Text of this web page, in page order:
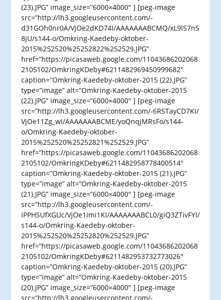
(23).JPG” image_size=”6000×4000″ ] [peg-image
src=”http://lh3.googleusercontent.com/-
d31GOh0nr0A/VjOe2dKD74I/AAAAAAABCMQ/xL9lS7nS
8jU/s144-o/Omkring-Kaedeby-oktober-
2015%252520%25252822%252529.JPG”
href=”https://picasaweb.google.com/11043686202068
2105102/OmkringKDeby#6211482969450999682″
caption=”Omkring-Kaedeby-oktober-2015 (22).JPG”
type=”image” alt=”Omkring-Kaedeby-oktober-2015
(22).JPG” image_size=”6000×4000″ ] [peg-image
src=”http://lh3.googleusercontent.com/-6RSTayCD7KI/
VjOe11Zg_wI/AAAAAAABCME/yoQnqjMRsFo/s144-
o/Omkring-Kaedeby-oktober-
2015%252520%25252821%252529.JPG”
href=”https://picasaweb.google.com/11043686202068
2105102/OmkringKDeby#6211482958778400514″
caption=”Omkring-Kaedeby-oktober-2015 (21).JPG”
type=”image” alt=”Omkring-Kaedeby-oktober-2015
(21).JPG” image_size=”6000×4000″ ] [peg-image
src=”http://lh3.googleusercontent.com/-
iPPHSUfXGUc/VjOe1imi1KI/AAAAAAABCL0/giQ3ZTivFYI/
s144-o/Omkring-Kaedeby-oktober-
2015%252520%25252820%252529.JPG”
href=”https://picasaweb.google.com/11043686202068
2105102/OmkringKDeby#6211482953732773026″
caption=”Omkring-Kaedeby-oktober-2015 (20).JPG”
type=”image” alt=”Omkring-Kaedeby-oktober-2015
(20).JPG” image_size=”6000×4000″ ] [peg-image
src=”http://lh3.googleusercontent.com/-